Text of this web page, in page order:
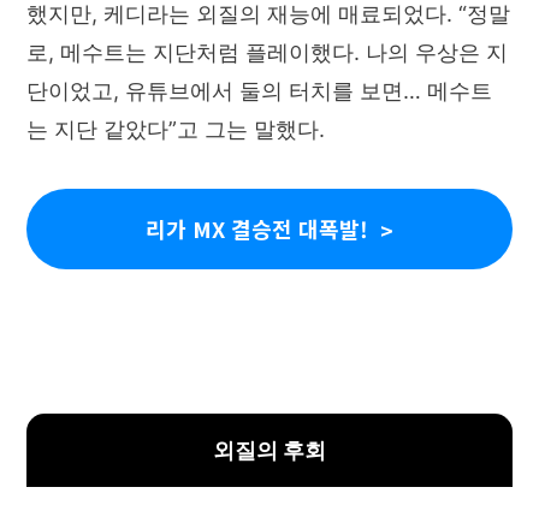
했지만, 케디라는 외질의 재능에 매료되었다. “정말
로, 메수트는 지단처럼 플레이했다. 나의 우상은 지
단이었고, 유튜브에서 둘의 터치를 보면… 메수트
는 지단 같았다”고 그는 말했다.
리가 MX 결승전 대폭발!
외질의 후회